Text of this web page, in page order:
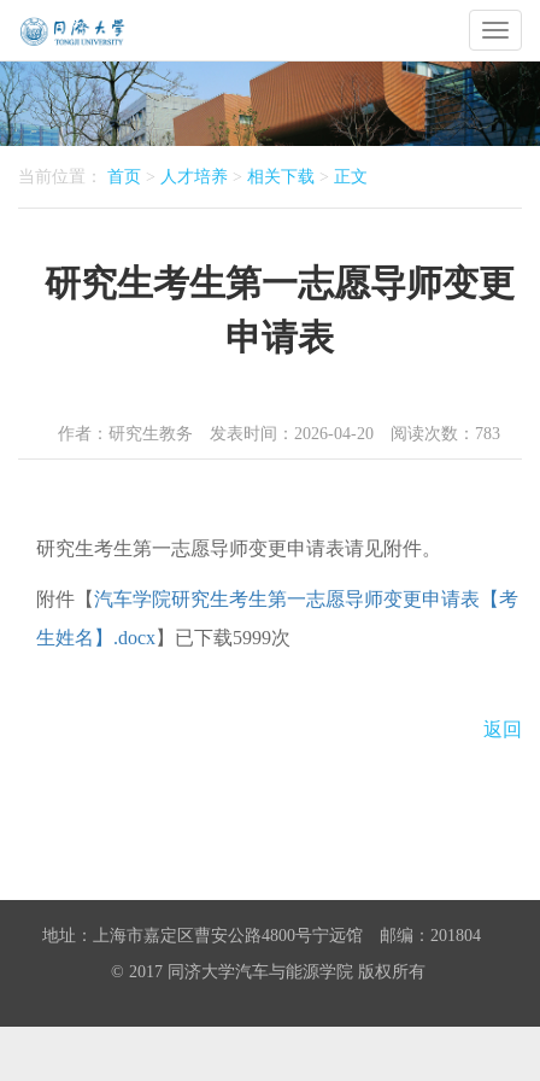
Toggle
当前位置： 首页 > 人才培养 > 相关下载 > 正文
研究生考生第一志愿导师变更
申请表
作者：研究生教务 发表时间：2026-04-20 阅读次数： 783
研究生考生第一志愿导师变更申请表请见附件。
附件【汽车学院研究生考生第一志愿导师变更申请表【考
生姓名】.docx】已下载5999次
返回
地址：上海市嘉定区曹安公路4800号宁远馆 邮编：201804
© 2017 同济大学汽车与能源学院 版权所有